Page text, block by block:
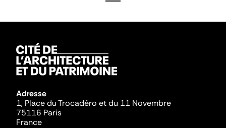
Adresse
1, Place du Trocadéro et du 11 Novembre
75116 Paris
France